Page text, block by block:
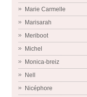
Marie Carmelle
Marisarah
Meriboot
Michel
Monica-breiz
Nell
Nicéphore